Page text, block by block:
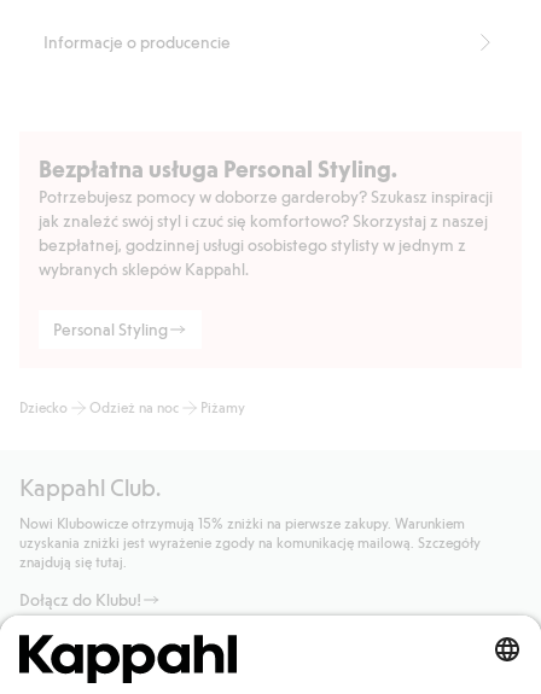
Informacje o producencie
Bezpłatna usługa Personal Styling.
Potrzebujesz pomocy w doborze garderoby? Szukasz inspiracji
jak znaleźć swój styl i czuć się komfortowo? Skorzystaj z naszej
bezpłatnej, godzinnej usługi osobistego stylisty w jednym z
wybranych sklepów Kappahl.
Personal Styling
Dziecko Odzież na noc Piżamy
Kappahl Club.
Nowi Klubowicze otrzymują 15% zniżki na pierwsze zakupy. Warunkiem
uzyskania zniżki jest wyrażenie zgody na komunikację mailową. Szczegóły
znajdują się tutaj.
Dołącz do Klubu!